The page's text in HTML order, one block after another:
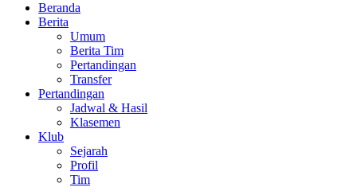
Beranda
Berita
Umum
Berita Tim
Pertandingan
Transfer
Pertandingan
Jadwal & Hasil
Klasemen
Klub
Sejarah
Profil
Tim